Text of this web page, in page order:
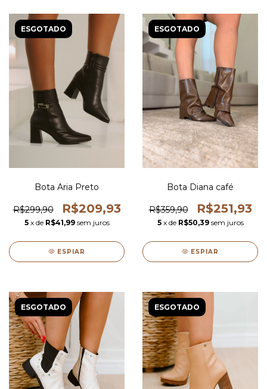
ESGOTADO
Bota Aria Preto
R$299,90 R$209,93
5 x de R$41,99 sem juros
ESPIAR
ESGOTADO
Bota Diana café
R$359,90 R$251,93
5 x de R$50,39 sem juros
ESPIAR
ESGOTADO ESGOTADO